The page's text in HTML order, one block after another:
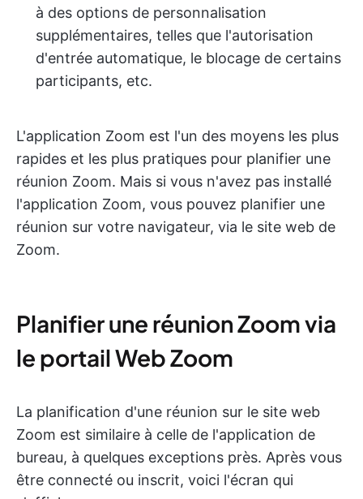
à des options de personnalisation
supplémentaires, telles que l'autorisation
d'entrée automatique, le blocage de certains
participants, etc.
L'application Zoom est l'un des moyens les plus
rapides et les plus pratiques pour planifier une
réunion Zoom. Mais si vous n'avez pas installé
l'application Zoom, vous pouvez planifier une
réunion sur votre navigateur, via le site web de
Zoom.
Planifier une réunion Zoom via
le portail Web Zoom
La planification d'une réunion sur le site web
Zoom est similaire à celle de l'application de
bureau, à quelques exceptions près. Après vous
être connecté ou inscrit, voici l'écran qui